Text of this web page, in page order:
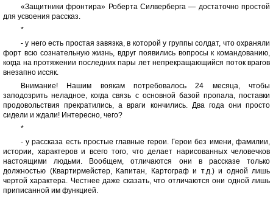
«Защитники фронтира» Роберта Силверберга — достаточно простой
для усвоения рассказ.
*
- у него есть простая завязка, в которой у группы солдат, что охраняли
форт всю сознательную жизнь, вдруг появились вопросы к командованию,
когда на протяжении последних пары лет непрекращающийся поток врагов
внезапно иссяк.
Внимание! Нашим воякам потребовалось 24 месяца, чтобы
заподозрить неладное, когда связь с основной базой пропала, поставки
продовольствия прекратились, а враги кончились. Два года они просто
сидели и ждали! Интересно, чего?
*
- у рассказа есть простые главные герои. Герои без имени, фамилии,
истории, характеров и всего того, что делает нарисованных человечков
настоящими людьми. Вообщем, отличаются они в рассказе только
должностью (Квартирмейстер, Капитан, Картограф и т.д.) и одной лишь
чертой характера. Честнее даже сказать, что отличаются они одной лишь
приписанной им функцией.